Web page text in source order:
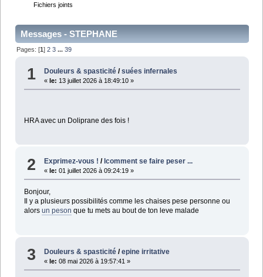
Fichiers joints
Messages - STEPHANE
Pages: [1]2 3 ...39
1 Douleurs & spasticité /suées infernales
«le: 13 juillet 2026 à 18:49:10 »
HRA avec un Doliprane des fois !
2 Exprimez-vous ! / lcomment se faire peser ...
« le: 01 juillet 2026 à 09:24:19 »
Bonjour,
Il y a plusieurs possibilités comme les chaises pese personne ou
alors un peson que tu mets au bout de ton leve malade
3 Douleurs & spasticité /epine irritative
«le: 08 mai 2026 à 19:57:41 »